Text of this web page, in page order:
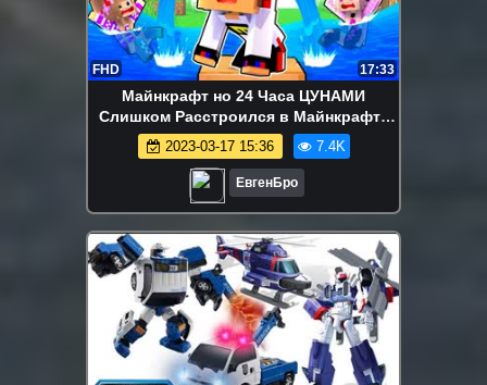
FHD 17:33
Майнкрафт но 24 Часа ЦУНАМИ
Слишком Расстроился в Майнкрафте
ДЕВУШКА ВИДЕО ТРОЛЛИНГ Minecraft
2023-03-17 15:36 7.4K
ЕвгенБро